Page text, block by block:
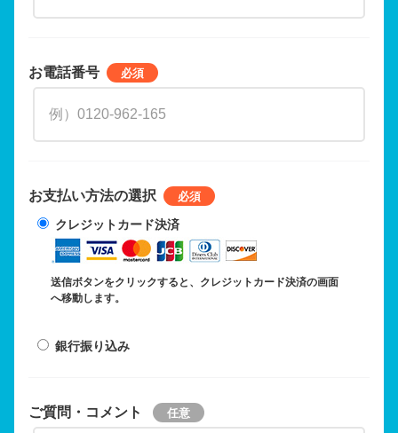
お電話番号
お支払い方法の選択
クレジットカード決済
送信ボタンをクリックすると、クレジットカード決済の画面
へ移動します。
銀行振り込み
ご質問・コメント